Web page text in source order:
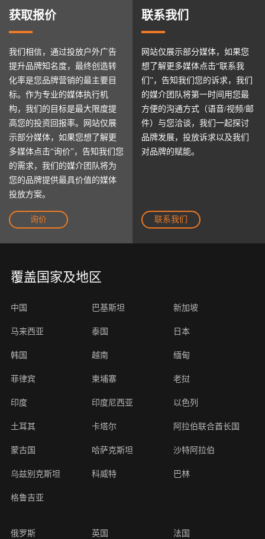
获取报价
我们相信，通过投放户外广告
提升品牌知名度，最终创造转
化率是您品牌营销的最主要目
标。作为专业的媒体执行机
构，我们的目标是最大限度提
高您的投资回报率。网站仅展
示部分媒体，如果您想了解更
多媒体点击“询价”，告知我们您
的需求，我们的媒介团队将为
您的品牌提供最具价值的媒体
投放方案。
询价
联系我们
网站仅展示部分媒体，如果您
想了解更多媒体点击“联系我
们”，告知我们您的诉求，我们
的媒介团队将第一时间用您最
方便的沟通方式（语音/视频/邮
件）与您洽谈，我们一起探讨
品牌发展，投放诉求以及我们
对品牌的赋能。
联系我们
覆盖国家及地区
中国 巴基斯坦 新加坡
马来西亚 泰国 日本
韩国 越南 缅甸
菲律宾 柬埔寨 老挝
印度 印度尼西亚 以色列
土耳其 卡塔尔 阿拉伯联合酋长国
蒙古国 哈萨克斯坦 沙特阿拉伯
乌兹别克斯坦 科威特 巴林
格鲁吉亚
俄罗斯 英国 法国